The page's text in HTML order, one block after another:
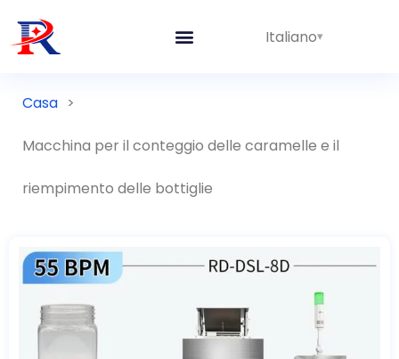
Italiano
Casa >
Macchina per il conteggio delle caramelle e il
riempimento delle bottiglie